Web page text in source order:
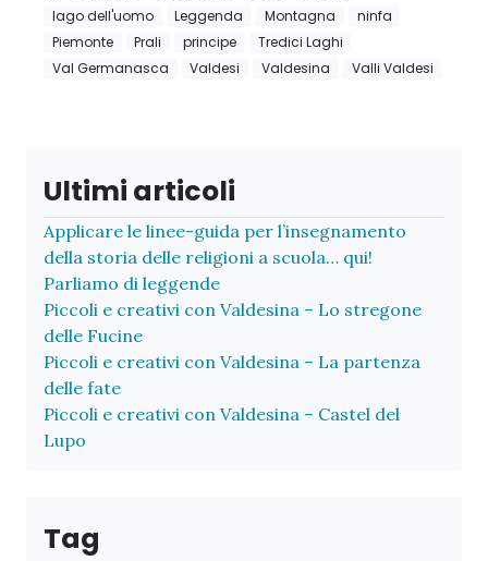
lago dell'uomo
Leggenda Montagna
ninfa
Piemonte
Prali principe
Tredici Laghi
Val Germanasca
Valdesi Valdesina Valli Valdesi
Ultimi articoli
Applicare le linee-guida per l’insegnamento
della storia delle religioni a scuola… qui!
Parliamo di leggende
Piccoli e creativi con Valdesina – Lo stregone
delle Fucine
Piccoli e creativi con Valdesina – La partenza
delle fate
Piccoli e creativi con Valdesina – Castel del
Lupo
Tag